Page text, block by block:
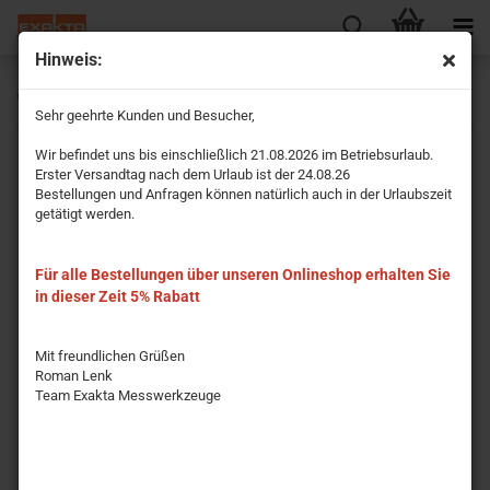
Hinweis:
Sehr geehrte Kunden und Besucher,
Wir befindet uns bis einschließlich 21.08.2026 im Betriebsurlaub.
Erster Versandtag nach dem Urlaub ist der 24.08.26
Bestellungen und Anfragen können natürlich auch in der Urlaubszeit
getätigt werden.
Für alle Bestellungen über unseren Onlineshop erhalten Sie
in dieser Zeit 5% Rabatt
Mit freundlichen Grüßen
Roman Lenk
Team Exakta Messwerkzeuge
Wasserwaage Modell Zeus